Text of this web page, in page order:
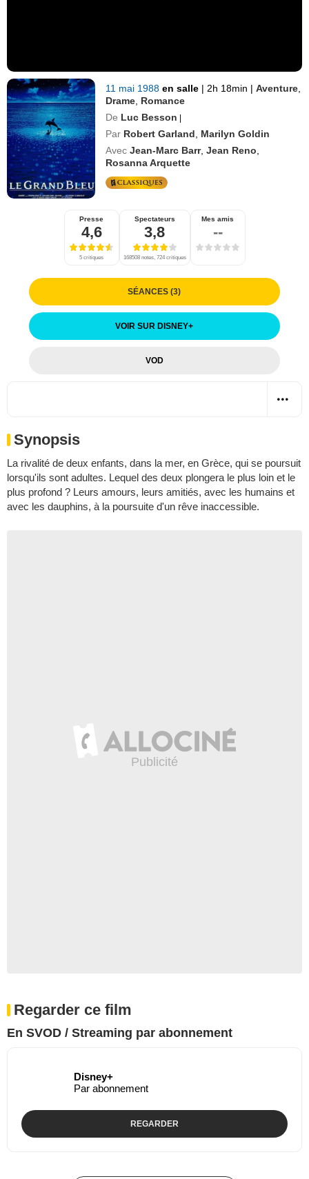
11 mai 1988en salle | 2h 18min | Aventure
Drame Romance
De Luc Besson |
Par Robert Garland
Marilyn Goldin
Avec Jean-Marc Barr,Jean Reno
Rosanna Arquette
Presse
4,6
5 critiques
Spectateurs
3,8
168508 notes, 724 critiques
Mes amis
--
SÉANCES (3)
VOIR SUR DISNEY+
VOD
Synopsis
La rivalité de deux enfants, dans la mer, en Grèce, qui se poursuit
lorsqu'ils sont adultes. Lequel des deux plongera le plus loin et le
plus profond ? Leurs amours, leurs amitiés, avec les humains et
avec les dauphins, à la poursuite d'un rêve inaccessible.
Regarder ce film
En SVOD / Streaming par abonnement
Disney+
Par abonnement
REGARDER